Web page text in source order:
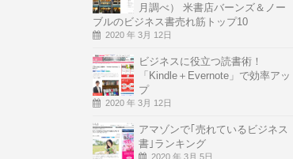
月調べ） 米書店バーンズ＆ノー
ブルのビジネス書売れ筋トップ10
2020 年 3月 12日
ビジネスに役立つ読書術！
「Kindle＋Evernote」で効率アッ
プ
2020 年 3月 12日
アマゾンで｢売れているビジネス
書｣ランキング
2020 年 3月 5日